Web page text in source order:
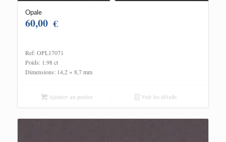
Opale
60,00 €
Ref: OPL17071
Poids: 1.98 ct
Dimensions: 14,2 × 8,7 mm
Ajouter au panier Voir les détails